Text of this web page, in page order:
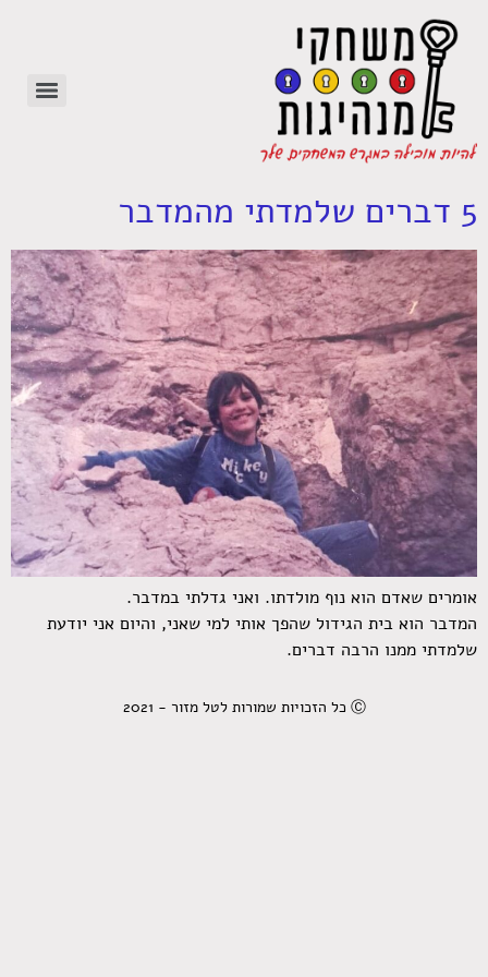
5 דברים שלמדתי מהמדבר
אומרים שאדם הוא נוף מולדתו. ואני גדלתי במדבר.
המדבר הוא בית הגידול שהפך אותי למי שאני, והיום אני יודעת
שלמדתי ממנו הרבה דברים.
Ⓒ כל הזכויות שמורות לטל מזור - 2021